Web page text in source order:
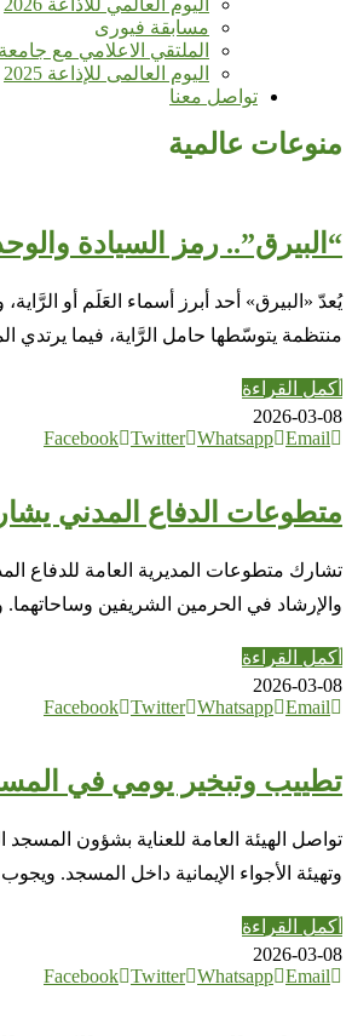
اليوم العالمي للأذاعة 2026
مسابقة فيورى
الملتقي الاعلامي مع
اليوم العالمى للإذاعة 2025
تواصل معنا
منوعات عالمية
“البيرق”.. رمز السيادة
يُعدّ «البيرق» أحد أبرز أسماء العَلَم أو
منتظمة يتوسّطها حامل الرَّاية، فيما يرتدي
أكمل القراءة
2026-03-08
Facebook Twitter Whatsapp Email
متطوعات الدفاع المدني
والإرشاد في الحرمين الشريفين
أكمل القراءة
2026-03-08
Facebook Twitter Whatsapp Email
تطييب وتبخير يومي في
تواصل الهيئة العامة للعناية بشؤون
وتهيئة الأجواء الإيمانية داخل المسجد.
أكمل القراءة
2026-03-08
Facebook Twitter Whatsapp Email